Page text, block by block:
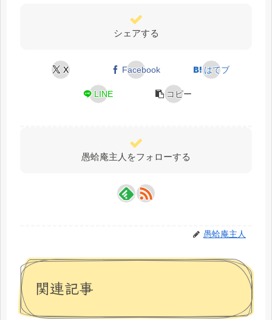
シェアする
X Facebook はてブ
LINE コピー
愚蛤庵主人をフォローする
愚蛤庵主人
関連記事